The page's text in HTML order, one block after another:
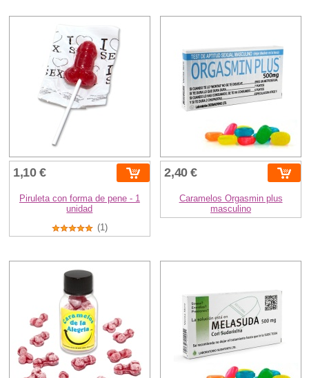
1,10 €
Piruleta con forma de pene - 1
unidad
(1)
2,40 €
Caramelos Orgasmin plus
masculino